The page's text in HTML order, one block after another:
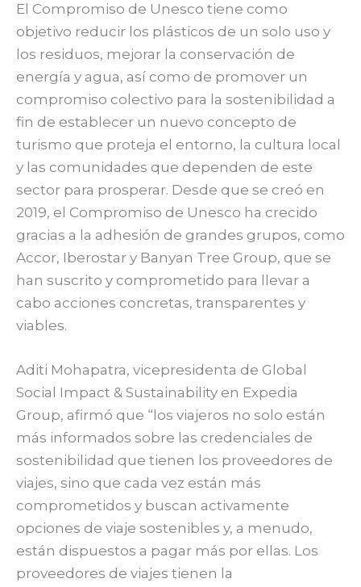
El Compromiso de Unesco tiene como
objetivo reducir los plásticos de un solo uso y
los residuos, mejorar la conservación de
energía y agua, así como de promover un
compromiso colectivo para la sostenibilidad a
fin de establecer un nuevo concepto de
turismo que proteja el entorno, la cultura local
y las comunidades que dependen de este
sector para prosperar. Desde que se creó en
2019, el Compromiso de Unesco ha crecido
gracias a la adhesión de grandes grupos, como
Accor, Iberostar y Banyan Tree Group, que se
han suscrito y comprometido para llevar a
cabo acciones concretas, transparentes y
viables.
Aditi Mohapatra, vicepresidenta de Global
Social Impact & Sustainability en Expedia
Group, afirmó que “los viajeros no solo están
más informados sobre las credenciales de
sostenibilidad que tienen los proveedores de
viajes, sino que cada vez están más
comprometidos y buscan activamente
opciones de viaje sostenibles y, a menudo,
están dispuestos a pagar más por ellas. Los
proveedores de viajes tienen la